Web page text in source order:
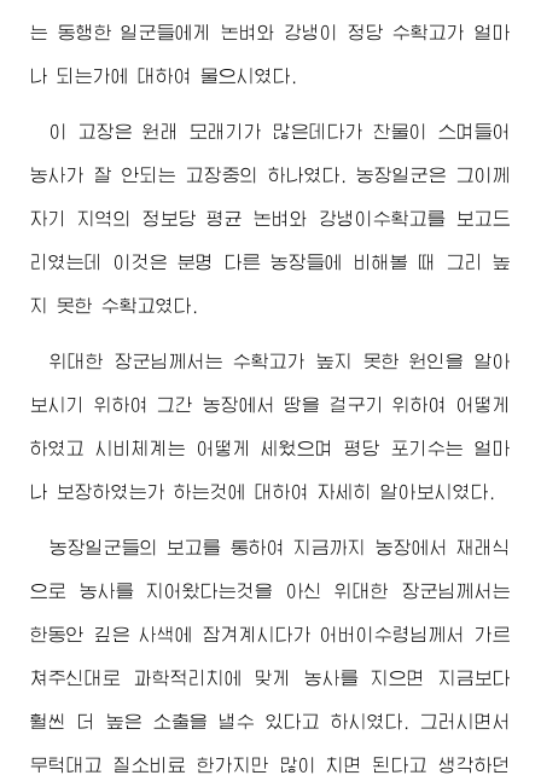
는 동행한 일군들에게 논벼와 강냉이 정당 수확고가 얼마
나 되는가에 대하여 물으시였다.
이 고장은 원래 모래기가 많은데다가 찬물이 스며들어
농사가 잘 안되는 고장중의 하나였다. 농장일군은 그이께
자기 지역의 정보당 평균 논벼와 강냉이수확고를 보고드
리였는데 이것은 분명 다른 농장들에 비해볼 때 그리 높
지 못한 수확고였다.
위대한 장군님께서 는 수확고가 높지 못한 원인을 알아
보시기 위하여 그간 농장에서 땅을 걸구기 위하여 어떻게
하였고 시비체계는 어떻게 세웠으며 평당 포기수는 얼마
나 보장하였는가 하는것에 대하여 자세히 알아보시였다.
농장일군들의 보고를 통하여 지금까지 농장에서 재래식
으로 농사를 지어왔다는것을 아신위대한 장군님께서는
한동안 깊은 사색에 잠겨계시다가 어버이수령님께서 가르
쳐주신대로 과학적리치에 맞게 농사를 지으면 지금보다
훨씬 더 높은 소출을 낼수 있다고 하시였다. 그러시면서
무턱대고 질소비료 한가지만 많이 치면 된다고 생각하던